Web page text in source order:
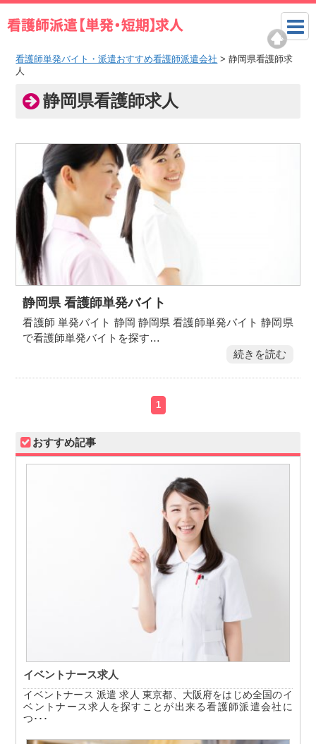
看護師単発バイト・派遣おすすめ看護師派遣会社 >静岡県看護師求
人
静岡県看護師求人
静岡県 看護師単発バイト
看護師 単発バイト 静岡 静岡県 看護師単発バイト 静岡県
で看護師単発バイトを探す…
続きを読む
1
おすすめ記事
イベントナース求人
イベントナース 派遣 求人 東京都、大阪府をはじめ全国のイ
ベントナース求人を探すことが出来る看護師派遣会社に
つ･･･